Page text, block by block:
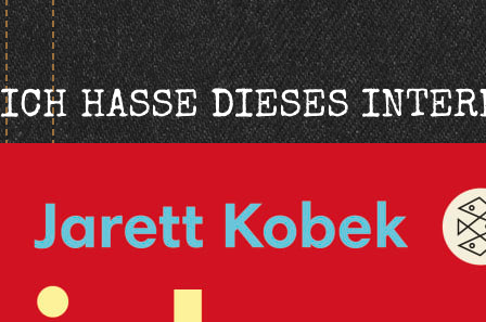
ICH HASSE DIESES